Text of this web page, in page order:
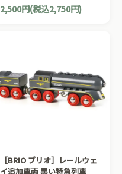
池で動く機関車です。1ピー
2,500円(税込2,750円)
［BRIO ブリオ］レールウェ
イ追加車両 黒い特急列車